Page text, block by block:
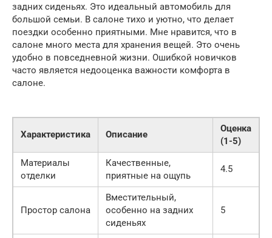
задних сиденьях. Это идеальный автомобиль для
большой семьи. В салоне тихо и уютно, что делает
поездки особенно приятными. Мне нравится, что в
салоне много места для хранения вещей. Это очень
удобно в повседневной жизни. Ошибкой новичков
часто является недооценка важности комфорта в
салоне.
Характеристика Описание
Оценка
(1-5)
Материалы
отделки
Качественные,
приятные на ощупь
4.5
Простор салона
Вместительный,
особенно на задних
сиденьях
5